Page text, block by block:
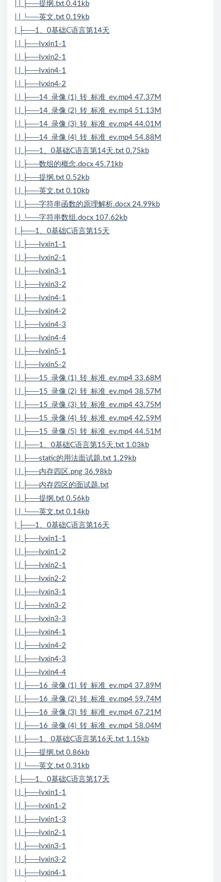
| | ├──提纲.txt 0.41kb
| | └──英文.txt 0.19kb
| ├──1、0基础C语言第14天
| | ├──lvxin1-1
| | ├──lvxin2-1
| | ├──lvxin4-1
| | ├──lvxin4-2
| | ├──14_录像 (1)_转_标准_ev.mp4 47.37M
| | ├──14_录像 (2)_转_标准_ev.mp4 51.13M
| | ├──14_录像 (3)_转_标准_ev.mp4 44.01M
| | ├──14_录像 (4)_转_标准_ev.mp4 54.88M
| | ├──1、0基础C语言第14天.txt 0.75kb
| | ├──数组的概念.docx 45.71kb
| | ├──提纲.txt 0.52kb
| | ├──英文.txt 0.10kb
| | ├──字符串函数的原理解析.docx 24.99kb
| | └──字符串数组.docx 107.62kb
| ├──1、0基础C语言第15天
| | ├──lvxin1-1
| | ├──lvxin2-1
| | ├──lvxin3-1
| | ├──lvxin3-2
| | ├──lvxin4-1
| | ├──lvxin4-2
| | ├──lvxin4-3
| | ├──lvxin4-4
| | ├──lvxin5-1
| | ├──lvxin5-2
| | ├──15_录像 (1)_转_标准_ev.mp4 33.68M
| | ├──15_录像 (2)_转_标准_ev.mp4 38.57M
| | ├──15_录像 (3)_转_标准_ev.mp4 43.75M
| | ├──15_录像 (4)_转_标准_ev.mp4 42.59M
| | ├──15_录像 (5)_转_标准_ev.mp4 44.51M
| | ├──1、0基础C语言第15天.txt 1.03kb
| | ├──static的用法面试题.txt 1.29kb
| | ├──内存四区.png 36.98kb
| | ├──内存四区的面试题.txt
| | ├──提纲.txt 0.56kb
| | └──英文.txt 0.14kb
| ├──1、0基础C语言第16天
| | ├──lvxin1-1
| | ├──lvxin1-2
| | ├──lvxin2-1
| | ├──lvxin2-2
| | ├──lvxin3-1
| | ├──lvxin3-2
| | ├──lvxin3-3
| | ├──lvxin4-1
| | ├──lvxin4-2
| | ├──lvxin4-3
| | ├──lvxin4-4
| | ├──16_录像 (1)_转_标准_ev.mp4 37.89M
| | ├──16_录像 (2)_转_标准_ev.mp4 59.74M
| | ├──16_录像 (3)_转_标准_ev.mp4 67.21M
| | ├──16_录像 (4)_转_标准_ev.mp4 58.04M
| | ├──1、0基础C语言第16天.txt 1.15kb
| | ├──提纲.txt 0.86kb
| | └──英文.txt 0.31kb
| ├──1、0基础C语言第17天
| | ├──lvxin1-1
| | ├──lvxin1-2
| | ├──lvxin1-3
| | ├──lvxin2-1
| | ├──lvxin3-1
| | ├──lvxin3-2
| | ├──lvxin4-1